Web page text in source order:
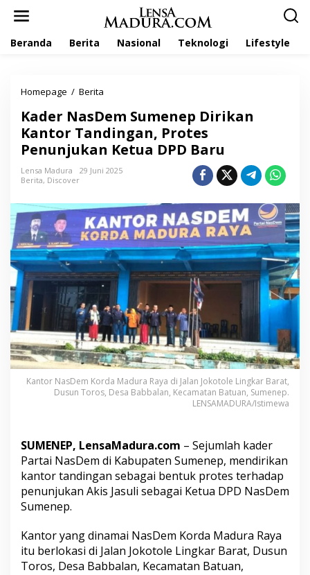
Beranda Berita Nasional Teknologi Lifestyle
Homepage / Berita
d
e
r
N
a
e
m
S
u
m
e
n
p
D
i
r
i
k
a
n
t
o
r
T
a
n
g
a
Kader NasDem Sumenep Dirikan
Kantor Tandingan, Protes
Penunjukan Ketua DPD Baru
Lensa Madura
29 Juni 2025
Berita, Discover
Kantor NasDem Korda Madura Raya di Jalan Jokotole Lingkar Barat,
Dusun Toros, Desa Babbalan, Kecamatan Batuan, Sumenep.
LENSAMADURA/Istimewa
SUMENEP, LensaMadura.com – Sejumlah kader
Partai NasDem di Kabupaten Sumenep, mendirikan
kantor tandingan sebagai bentuk protes terhadap
penunjukan Akis Jasuli sebagai Ketua DPD NasDem
Sumenep.
Kantor yang dinamai NasDem Korda Madura Raya
itu berlokasi di Jalan Jokotole Lingkar Barat, Dusun
Toros, Desa Babbalan, Kecamatan Batuan,